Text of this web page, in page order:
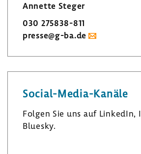
Annette Steger
030 275838-​811
presse@g-ba.de
Social-​Media-Kanäle
Folgen Sie uns auf LinkedIn,
Bluesky.